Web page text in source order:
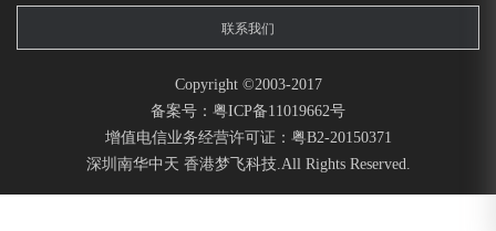
联系我们
Copyright ©2003-2017
备案号：粤ICP备11019662号
增值电信业务经营许可证：粤B2-20150371
深圳南华中天 香港梦飞科技.All Rights Reserved.